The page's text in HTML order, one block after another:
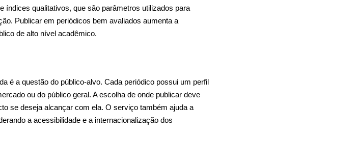
índices qualitativos, que são parâmetros utilizados para
Publicar em periódicos bem avaliados aumenta a
de alto nível acadêmico.
é a questão do público-alvo. Cada periódico possui um perfil
ou do público geral. A escolha de onde publicar deve
se deseja alcançar com ela. O serviço também ajuda a
a acessibilidade e a internacionalização dos